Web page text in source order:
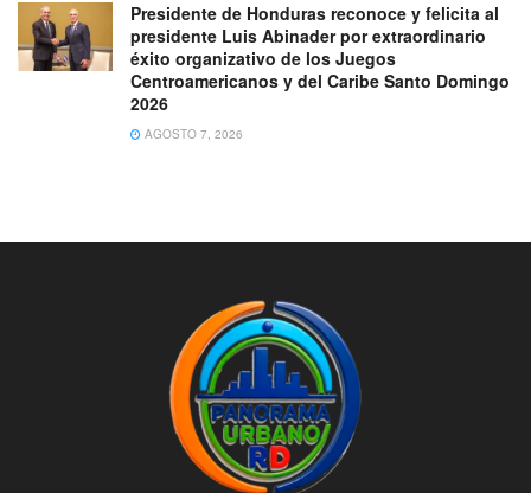
Presidente de Honduras reconoce y felicita al
presidente Luis Abinader por extraordinario
éxito organizativo de los Juegos
Centroamericanos y del Caribe Santo Domingo
2026
AGOSTO 7, 2026